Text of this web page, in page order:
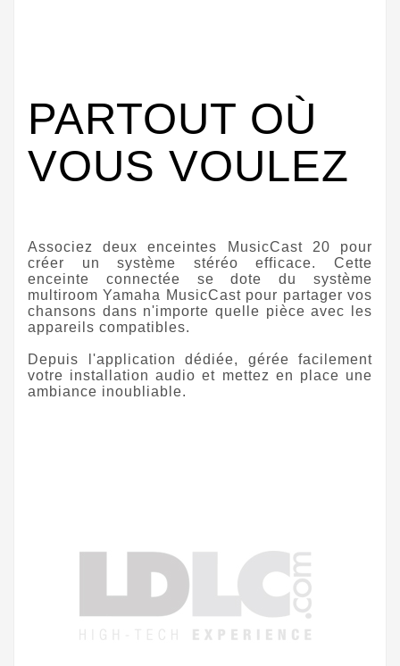
PARTOUT OÙ
VOUS VOULEZ
Associez deux enceintes MusicCast 20 pour
créer un système stéréo efficace. Cette
enceinte connectée se dote du système
multiroomYamaha MusicCastpour partager vos
chansons dans n'importe quelle pièce avec les
appareils compatibles.
Depuis l'application dédiée, gérée facilement
votre installation audio et mettez en place une
ambiance inoubliable.